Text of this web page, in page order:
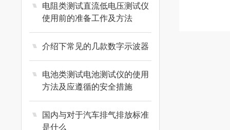
电阻类测试直流低电压测试仪
使用前的准备工作及方法
介绍下常见的几款数字示波器
电池类测试电池测试仪的使用
方法及应遵循的安全措施
国内与对于汽车排气排放标准
是什么